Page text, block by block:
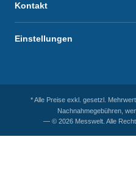
Kontakt
Einstellungen
* Alle Preise exkl. gesetzl.
Nachnahmegebühren,
— © 2026 Messwelt. Alle